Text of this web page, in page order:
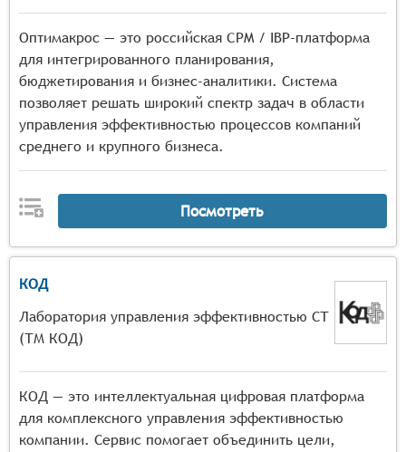
контроль жизненного цикла документов,
реализация механизмов контроля соблюдения
корпоративных политик и регламентов,
управление корпоративными мероприятиями и
рабочими группами, включая планирование и
отслеживание их выполнения.
Оптимакрос — это российская CPM / IBP-платформа
для интегрированного планирования,
бюджетирования и бизнес-аналитики. Система
позволяет решать широкий спектр задач в области
управления эффективностью процессов компаний
среднего и крупного бизнеса.
Посмотреть
КОД
Лаборатория управления эффективностью СТ
(ТМ КОД)
КОД — это интеллектуальная цифровая платформа
для комплексного управления эффективностью
компании. Сервис помогает объединить цели,